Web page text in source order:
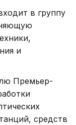
в группу
и
Премьер-
средств